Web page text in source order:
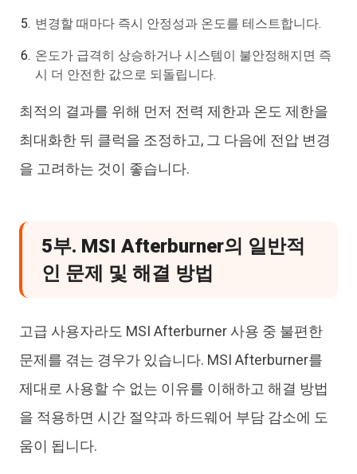
변경할 때마다 즉시 안정성과 온도를 테스트합니다.
온도가 급격히 상승하거나 시스템이 불안정해지면 즉
시 더 안전한 값으로 되돌립니다.
최적의 결과를 위해 먼저 전력 제한과 온도 제한을
최대화한 뒤 클럭을 조정하고, 그 다음에 전압 변경
을 고려하는 것이 좋습니다.
5부. MSI Afterburner의 일반적
인 문제 및 해결 방법
고급 사용자라도 MSI Afterburner 사용 중 불편한
문제를 겪는 경우가 있습니다. MSI Afterburner를
제대로 사용할 수 없는 이유를 이해하고 해결 방법
을 적용하면 시간 절약과 하드웨어 부담 감소에 도
움이 됩니다.